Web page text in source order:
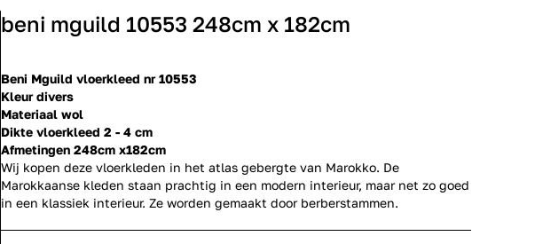
beni mguild 10553 248cm x 182cm
Beni Mguild vloerkleed nr 10553
Kleur divers
Materiaal wol
Dikte vloerkleed 2 - 4 cm
Afmetingen 248cm x182cm
Wij kopen deze vloerkleden in het atlas gebergte van Marokko. De
Marokkaanse kleden staan prachtig in een modern interieur, maar net zo goed
in een klassiek interieur. Ze worden gemaakt door berberstammen.